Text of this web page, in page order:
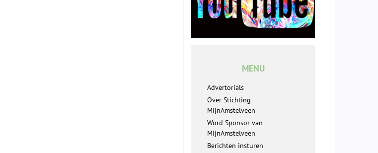
MENU
Advertorials
Over Stichting
MijnAmstelveen
Word Sponsor van
MijnAmstelveen
Berichten insturen